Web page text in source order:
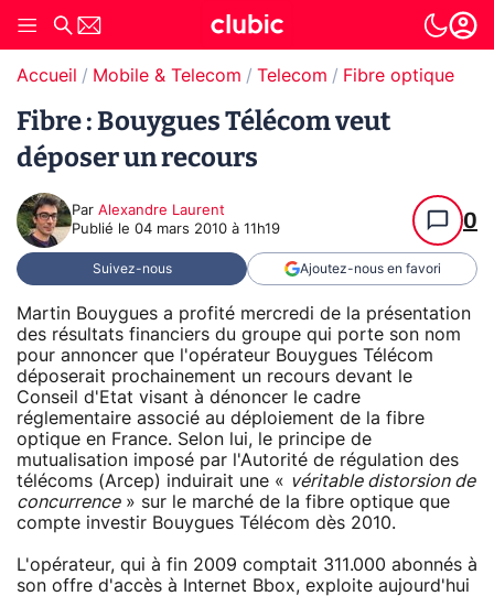
Accueil Mobile & Telecom Telecom Fibre optique
Fibre : Bouygues Télécom veut
déposer un recours
Par Alexandre Laurent
Publié le 04 mars 2010 à 11h19 0
Suivez-nous Ajoutez-nous en favori
Martin Bouygues a profité mercredi de la présentation
des résultats financiers du groupe qui porte son nom
pour annoncer que l'opérateur Bouygues Télécom
déposerait prochainement un recours devant le
Conseil d'Etat visant à dénoncer le cadre
réglementaire associé au déploiement de la fibre
optique en France. Selon lui, le principe de
mutualisation imposé par l'Autorité de régulation des
télécoms (Arcep) induirait une « véritable distorsion de
concurrence» sur le marché de la fibre optique que
compte investir Bouygues Télécom dès 2010.
L'opérateur, qui à fin 2009 comptait 311.000 abonnés à
son offre d'accès à Internet Bbox, exploite aujourd'hui